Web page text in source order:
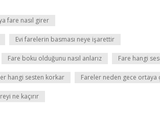
fare nasıl girer
Evi farelerin basması neye işarettir
Fare boku olduğunu nasıl anlarız Fare hangi
hangi sesten korkar Fareler neden gece ortaya
ne kaçırır